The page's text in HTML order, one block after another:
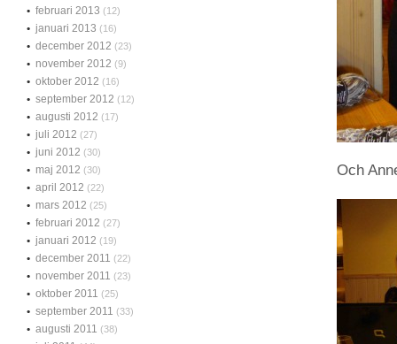
Och
februari 2013 (12)
januari 2013 (16)
december 2012 (23)
november 2012 (9)
oktober 2012 (16)
september 2012 (12)
augusti 2012 (17)
juli 2012 (27)
juni 2012 (30)
maj 2012 (30)
april 2012 (22)
mars 2012 (25)
februari 2012 (27)
januari 2012 (19)
december 2011 (22)
november 2011 (23)
oktober 2011 (25)
september 2011 (33)
augusti 2011 (38)